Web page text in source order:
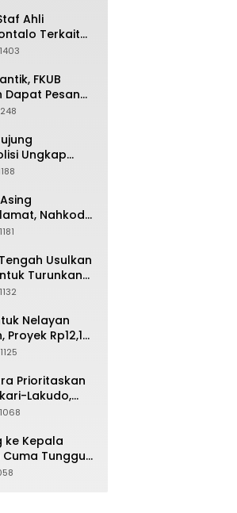
Ahli
Terkait
Rp5 Miliar
1403
FKUB
Dapat Pesan
Azhari
Ungkap
Marisa
Nahkoda
Hilang
1181
Usulkan
Turunkan
APBD
1132
Nelayan
Rp12,1
1125
Prioritaskan
Lakudo,
1,7 Km
1068
ke Kepala
Tunggu
Bola’